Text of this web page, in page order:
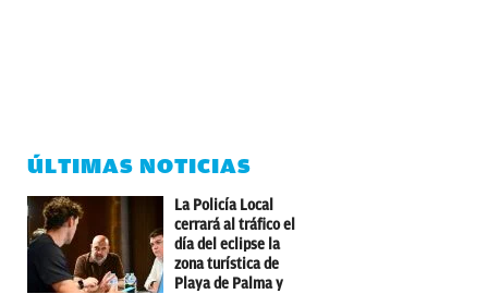
ÚLTIMAS NOTICIAS
La Policía Local
cerrará al tráfico el
día del eclipse la
zona turística de
Playa de Palma y